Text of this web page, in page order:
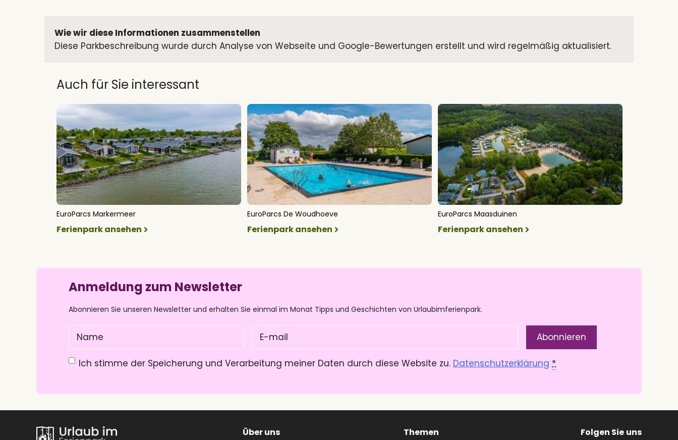
Wie wir diese Informationen zusammenstellen
Diese Parkbeschreibung wurde durch Analyse von Webseite und Google-Bewertungen erstellt und wird regelmäßig aktualisiert.
Auch für Sie interessant
EuroParcs Markermeer
Ferienpark ansehen
EuroParcs De Woudhoeve
Ferienpark ansehen
EuroParcs Maasduinen
Ferienpark ansehen
Anmeldung zum Newsletter
Abonnieren Sie unseren Newsletter und erhalten Sie einmal im Monat Tipps und Geschichten von Urlaubimferienpark.
Datenschutzerklärung(Pflichtfeld)
Ich stimme der Speicherung und Verarbeitung meiner Daten durch diese Website zu. Datenschutzerklärung *
Name
mail(Pflichtfeld)
Über uns Themen Folgen Sie uns